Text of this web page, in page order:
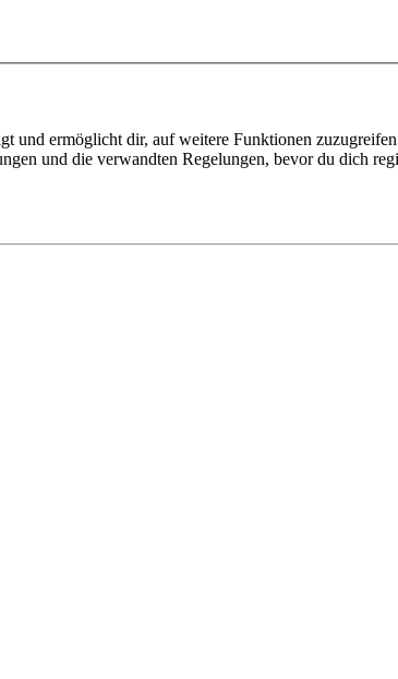
und ermöglicht dir, auf weitere Funktionen
und die verwandten Regelungen, bevor du dich